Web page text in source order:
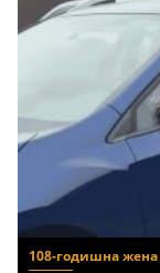
108-годишна